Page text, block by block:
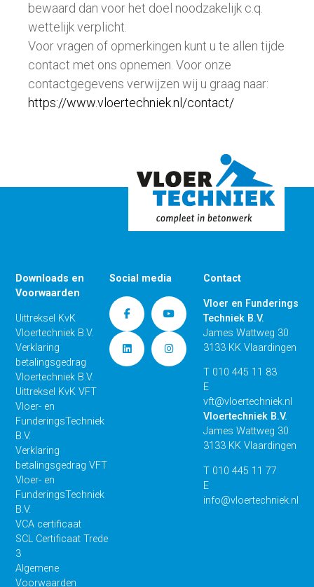
bewaard dan voor het doel noodzakelijk c.q.
wettelijk verplicht.
Voor vragen of opmerkingen kunt u te allen tijde
contact met ons opnemen. Voor onze
contactgegevens verwijzen wij u graag naar:
https://www.vloertechniek.nl/contact/
Downloads en
Voorwaarden
Uittreksel KvK
Vloertechniek B.V.
Verklaring
betalingsgedrag
Vloertechniek B.V.
Uittreksel KvK VFT
Vloer- en
FunderingsTechniek
B.V.
Verklaring
betalingsgedrag VFT
Vloer- en
FunderingsTechniek
B.V.
VCA certificaat
SCL Certificaat Trede
3
Algemene
Voorwaarden
Social media Contact
Vloer en Funderings
Techniek B.V.
James Wattweg 30
3133 KK Vlaardingen
T 010 445 11 83
E
vft@vloertechniek.nl
Vloertechniek B.V.
James Wattweg 30
3133 KK Vlaardingen
T 010 445 11 77
E
info@vloertechniek.nl